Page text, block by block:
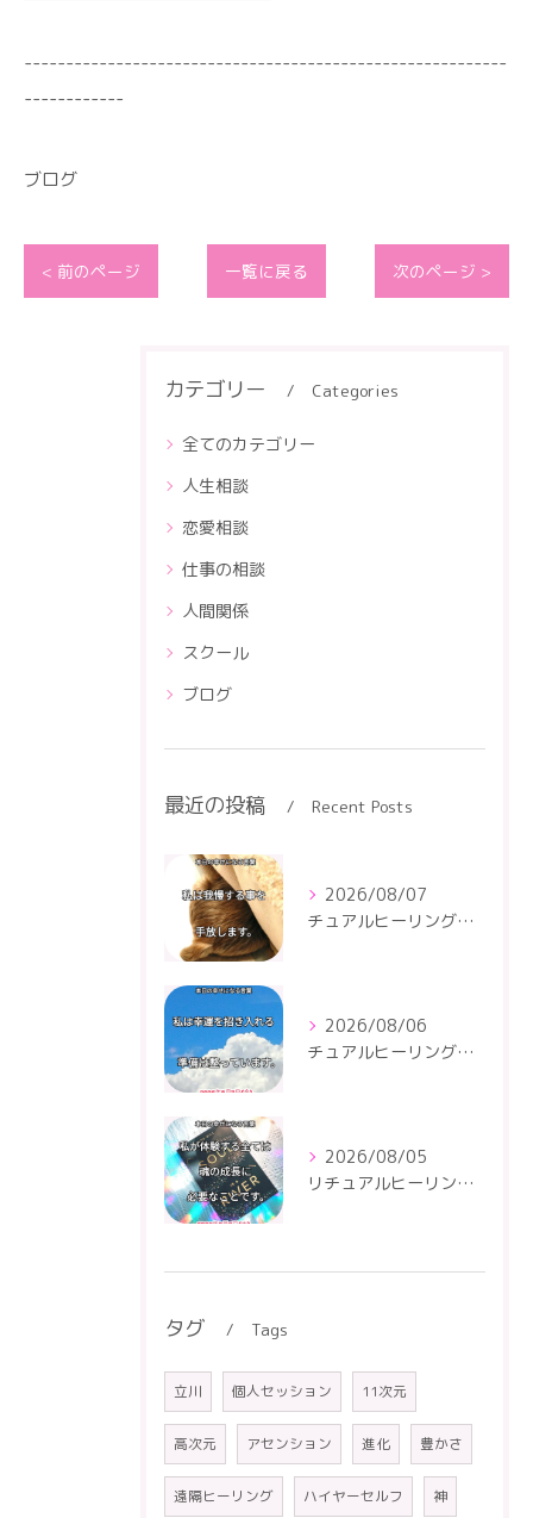
----------------------------------------------------------
------------
ブログ
< 前のページ 一覧に戻る 次のページ >
カテゴリー Categories
全てのカテゴリー
人生相談
恋愛相談
仕事の相談
人間関係
スクール
ブログ
最近の投稿 Recent Posts
2026/08/07
チュアルヒーリングセンター
2026/08/06
チュアルヒーリングセンター
2026/08/05
リチュアルヒーリングセンター
タグ Tags
立川 個人セッション 11次元
高次元 アセンション 進化 豊かさ
遠隔ヒーリング ハイヤーセルフ 神